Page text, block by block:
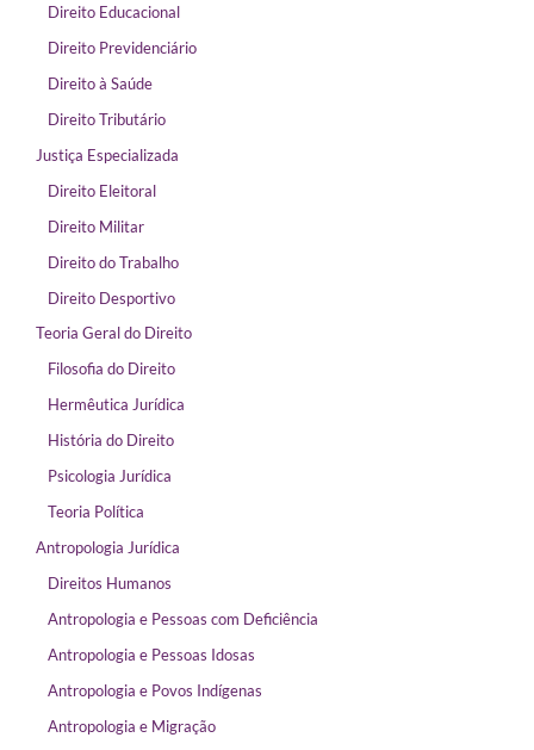
Direito Educacional
Direito Previdenciário
Direito à Saúde
Direito Tributário
Justiça Especializada
Direito Eleitoral
Direito Militar
Direito do Trabalho
Direito Desportivo
Teoria Geral do Direito
Filosofia do Direito
Hermêutica Jurídica
História do Direito
Psicologia Jurídica
Teoria Política
Antropologia Jurídica
Direitos Humanos
Antropologia e Pessoas com Deficiência
Antropologia e Pessoas Idosas
Antropologia e Povos Indígenas
Antropologia e Migração